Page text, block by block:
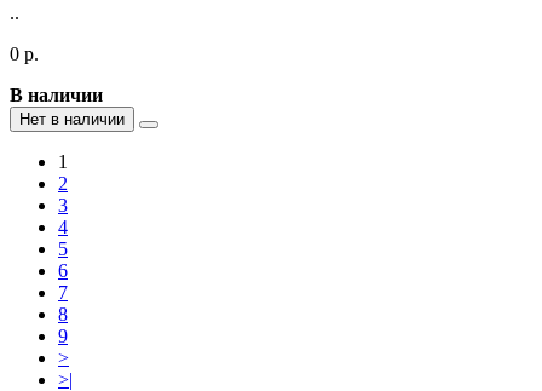
..
0 р.
В наличии
Нет в наличии
1
2
3
4
5
6
7
8
9
>
>|